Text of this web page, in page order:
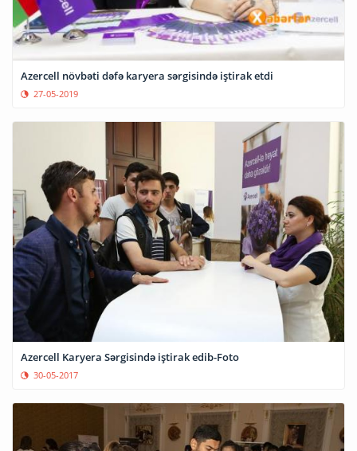
Azercell növbəti dəfə karyera sərgisində iştirak etdi
27-05-2019
Azercell Karyera Sərgisində iştirak edib-Foto
30-05-2017